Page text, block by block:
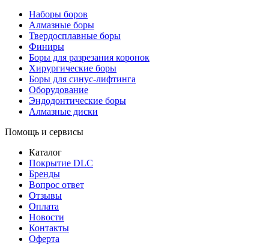
Наборы боров
Алмазные боры
Твердосплавные боры
Финиры
Боры для разрезания коронок
Хирургические боры
Боры для синус-лифтинга
Оборудование
Эндодонтические боры
Алмазные диски
Помощь и сервисы
Каталог
Покрытие DLC
Бренды
Вопрос ответ
Отзывы
Оплата
Новости
Контакты
Оферта